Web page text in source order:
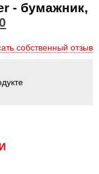
- бумажник,
собственный отзыв